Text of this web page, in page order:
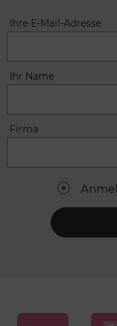
Ihre E-Mail-Adresse
Ihr Name
Firma